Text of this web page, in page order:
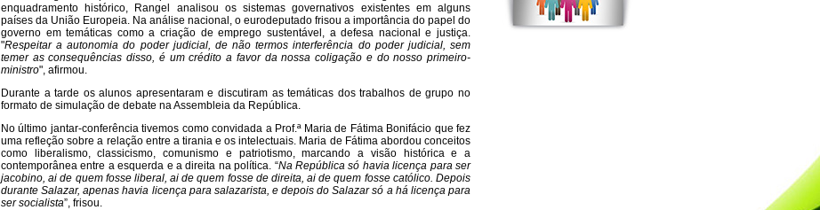
enquadramento histórico, Rangel analisou os sistemas governativos existentes em alguns
países da União Europeia. Na análise nacional, o eurodeputado frisou a importância do papel do
governo em temáticas como a criação de emprego sustentável, a defesa nacional e justiça.
"Respeitar a autonomia do poder judicial, de não termos interferência do poder judicial, sem
temer as consequências disso, é um crédito a favor da nossa coligação e do nosso primeiro-
ministro", afirmou.
Durante a tarde os alunos apresentaram e discutiram as temáticas dos trabalhos de grupo no
formato de simulação de debate na Assembleia da República.
No último jantar-conferência tivemos como convidada a Prof.ª Maria de Fátima Bonifácio que fez
uma refleção sobre a relação entre a tirania e os intelectuais. Maria de Fátima abordou conceitos
como liberalismo, classicismo, comunismo e patriotismo, marcando a visão histórica e a
contemporânea entre a esquerda e a direita na política. “Na República só havia licença para ser
jacobino, ai de quem fosse liberal, ai de quem fosse de direita, ai de quem fosse católico. Depois
durante Salazar, apenas havia licença para salazarista, e depois do Salazar só a há licença para
ser socialista”, frisou.